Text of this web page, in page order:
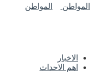
الاخبار
اهم الاحداث